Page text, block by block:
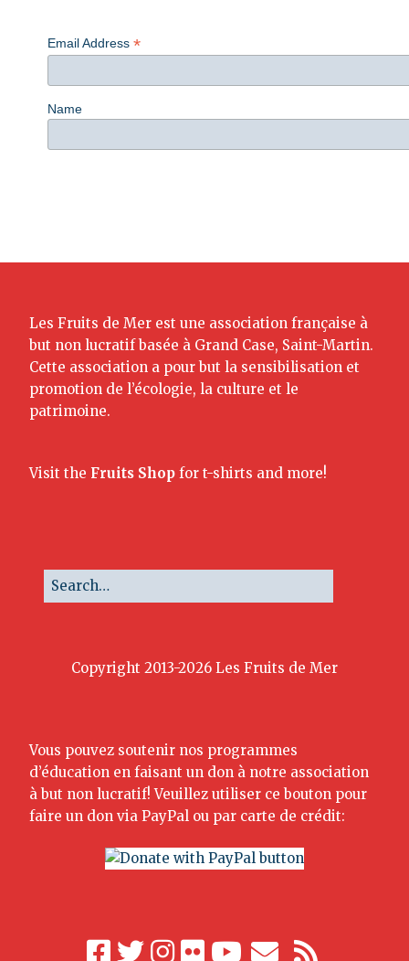
Email Address *
Name
Les Fruits de Mer est une association française à
but non lucratif basée à Grand Case, Saint-Martin.
Cette association a pour but la sensibilisation et
promotion de l’écologie, la culture et le
patrimoine.
Visit the Fruits Shop for t-shirts and more!
Copyright 2013-2026 Les Fruits de Mer
Vous pouvez soutenir nos programmes
d’éducation en faisant un don à notre association
à but non lucratif! Veuillez utiliser ce bouton pour
faire un don via PayPal ou par carte de crédit: